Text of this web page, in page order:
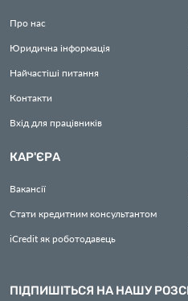
Про нас
Юридична інформація
Найчастіші питання
Контакти
Вхід для працівників
КАР'ЄРА
Вакансії
Стати кредитним консультантом
iCredit як роботодавець
ПІДПИШІТЬСЯ НА НАШУ